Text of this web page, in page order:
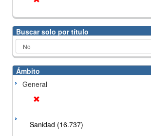
Buscar solo por título
Ámbito
General
Sanidad (16.737)